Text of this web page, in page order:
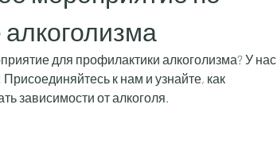
для профилактики алкоголизма? У нас
к нам и узнайте, как
зависимости от алкоголя.